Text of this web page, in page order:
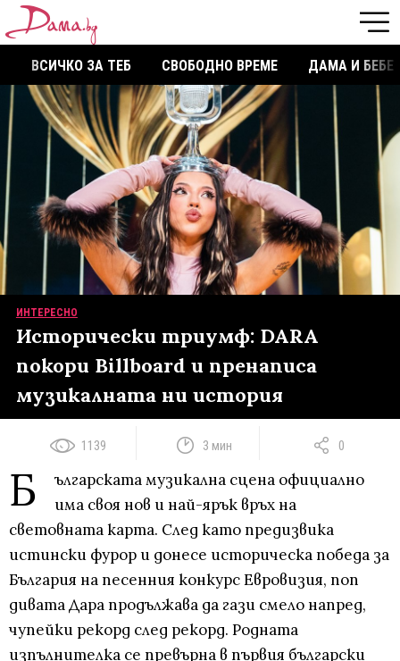
ВСИЧКО ЗА ТЕБ СВОБОДНО ВРЕМЕ ДАМА И БЕБЕ
ИНТЕРЕСНО
Исторически триумф: DARA
покори Billboard и пренаписа
музикалната ни история
1139 3 мин 0
Б
ългарската музикална сцена официално
има своя нов и най-ярък връх на
световната карта. След като предизвика
истински фурор и донесе историческа победа за
България на песенния конкурс Евровизия, поп
дивата Дара продължава да гази смело напред,
чупейки рекорд след рекорд. Родната
изпълнителка се превърна в първия български